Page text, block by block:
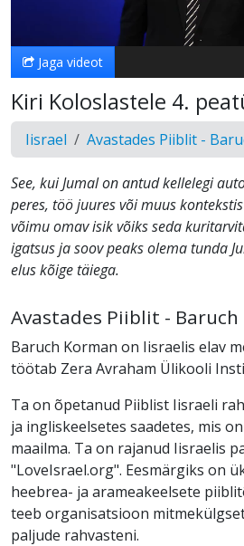
Jaga videot
Kiri Koloslastele 4.
Iisrael Avastades Piiblit -
See, kui Jumal on antud kellelegi
peres, töö juures või muus
võimu omav isik võiks seda
igatsus ja soov peaks olema tunda
elus kõige täiega.
Avastades Piiblit - Baruch
Baruch Korman on Iisraelis elav
töötab Zera Avraham Ülikooli
Ta on õpetanud Piiblist Iisraeli
ja ingliskeelsetes saadetes, mis
maailma. Ta on rajanud Iisraelis
"LoveIsrael.org". Eesmärgiks on
heebrea- ja arameakeelsete
teeb organisatsioon
paljude rahvasteni.